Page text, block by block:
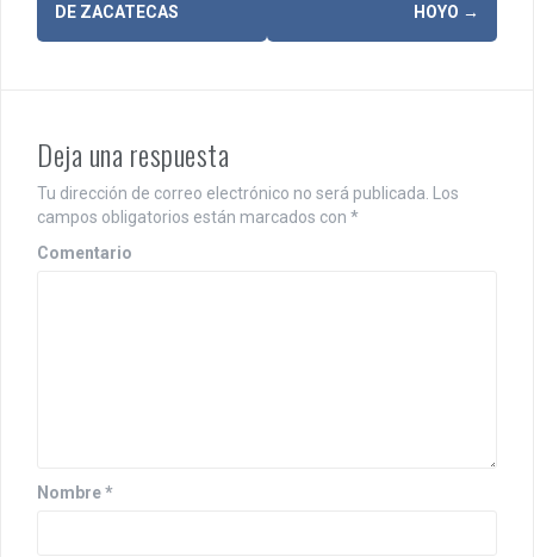
v
a
c
i
n
DE ZACATECAS
HOYO →
Deja una respuesta
Tu dirección de correo electrónico no será publicada.
Los
campos obligatorios están marcados con *
Comentario
Nombre*